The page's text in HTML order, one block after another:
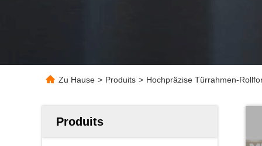
Zu Hause > Produits > Hochpräzise Türrahmen-
Produits